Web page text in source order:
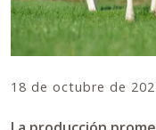
18 de octubre de